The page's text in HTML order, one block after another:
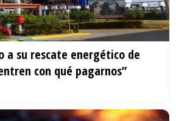
a su rescate energético de
con qué pagarnos”